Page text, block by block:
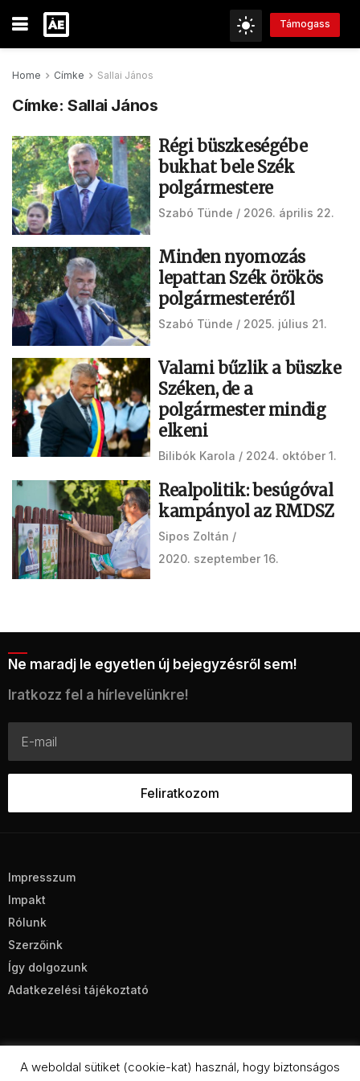
Támogass
Home Címke Sallai János
Címke:Sallai János
Régi büszkeségébe
bukhat bele Szék
polgármestere
Szabó Tünde 2026. április 22.
Minden nyomozás
lepattan Szék örökös
polgármesteréről
Szabó Tünde 2025. július 21.
Valami bűzlik a büszke
Széken, de a
polgármester mindig
elkeni
Bilibók Karola 2024. október 1.
Realpolitik: besúgóval
kampányol az RMDSZ
Sipos Zoltán
2020. szeptember 16.
Ne maradj le egyetlen új bejegyzésről sem!
Iratkozz fel a hírlevelünkre!
Impresszum
Impakt
Rólunk
Szerzőink
Így dolgozunk
Adatkezelési tájékoztató
A weboldal sütiket (cookie-kat) használ, hogy biztonságos